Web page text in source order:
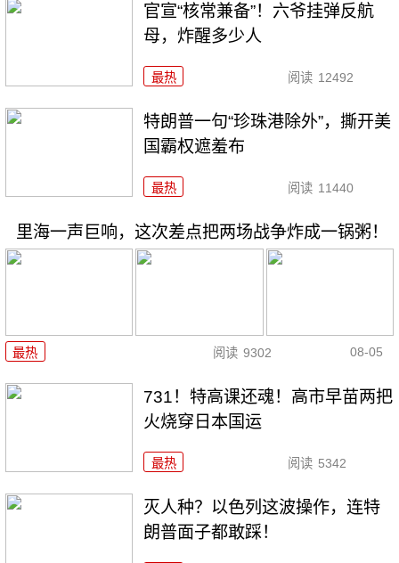
官宣“核常兼备”！六爷挂弹反航
母，炸醒多少人
最热 阅读 12492
特朗普一句“珍珠港除外”，撕开美
国霸权遮羞布
最热 阅读 11440
里海一声巨响，这次差点把两场战争炸成一锅粥！
最热 阅读 9302 08-05
731！特高课还魂！高市早苗两把
火烧穿日本国运
最热 阅读 5342
灭人种？以色列这波操作，连特
朗普面子都敢踩！